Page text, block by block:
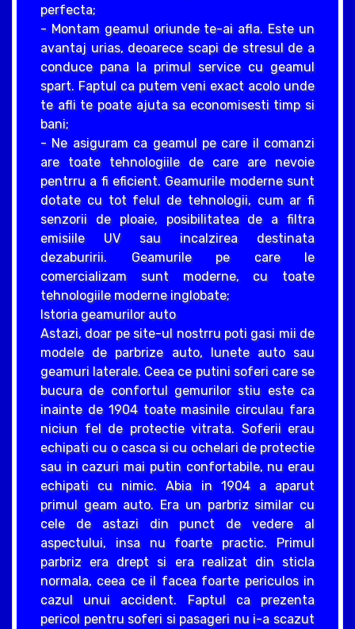
perfecta;
- Montam geamul oriunde te-ai afla. Este un
avantaj urias, deoarece scapi de stresul de a
conduce pana la primul service cu geamul
spart. Faptul ca putem veni exact acolo unde
te afli te poate ajuta sa economisesti timp si
bani;
- Ne asiguram ca geamul pe care il comanzi
are toate tehnologiile de care are nevoie
pentrru a fi eficient. Geamurile moderne sunt
dotate cu tot felul de tehnologii, cum ar fi
senzorii de ploaie, posibilitatea de a filtra
emisiile UV sau incalzirea destinata
dezaburirii. Geamurile pe care le
comercializam sunt moderne, cu toate
tehnologiile moderne inglobate;
Istoria geamurilor auto
Astazi, doar pe site-ul nostrru poti gasi mii de
modele de parbrize auto, lunete auto sau
geamuri laterale. Ceea ce putini soferi care se
bucura de confortul gemurilor stiu este ca
inainte de 1904 toate masinile circulau fara
niciun fel de protectie vitrata. Soferii erau
echipati cu o casca si cu ochelari de protectie
sau in cazuri mai putin confortabile, nu erau
echipati cu nimic. Abia in 1904 a aparut
primul geam auto. Era un parbriz similar cu
cele de astazi din punct de vedere al
aspectului, insa nu foarte practic. Primul
parbriz era drept si era realizat din sticla
normala, ceea ce il facea foarte periculos in
cazul unui accident. Faptul ca prezenta
pericol pentru soferi si pasageri nu i-a scazut